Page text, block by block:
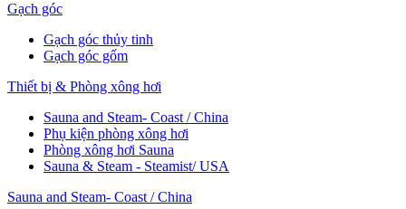
Gạch góc
Gạch góc thủy tinh
Gạch góc gốm
Thiết bị & Phòng xông hơi
Sauna and Steam- Coast / China
Phụ kiện phòng xông hơi
Phòng xông hơi Sauna
Sauna & Steam - Steamist/ USA
Sauna and Steam- Coast / China